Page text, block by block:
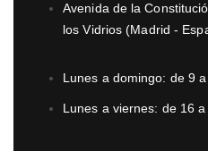
Avenida de la
los Vidrios (Madrid -
Lunes a domingo: de 9
Lunes a viernes: de 16